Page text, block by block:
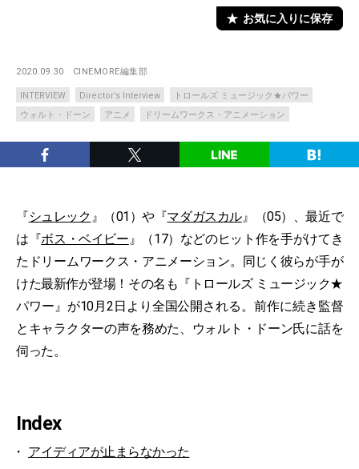
お気に入りに保存
2020.09.30 CINEMORE編集部
INTERVIEW Director’s Interview
トロールズ ミュージック★パワー
ウォルト・ドーン
アニメ ドリームワークス・アニメーション
『シュレック 』（01）や『マダガスカル』（05）、最近で
は『ボス・ベイビー』（17）などのヒット作を手がけてき
たドリームワークス・アニメーション。同じく彼らが手が
けた最新作が登場！その名も『トロールズ ミュージック★
パワー』が10月2日より全国公開される。前作に続き監督
とキャラクターの声を務めた、ウォルト・ドーン氏に話を
伺った。
Index
アイディアが止まらなかった